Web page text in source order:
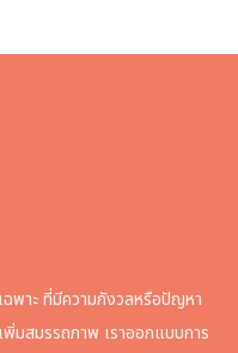
พาะ ที่มีความกังวลหรือปัญหา
พิ่มสมรรถภาพ เราออกแบบการ